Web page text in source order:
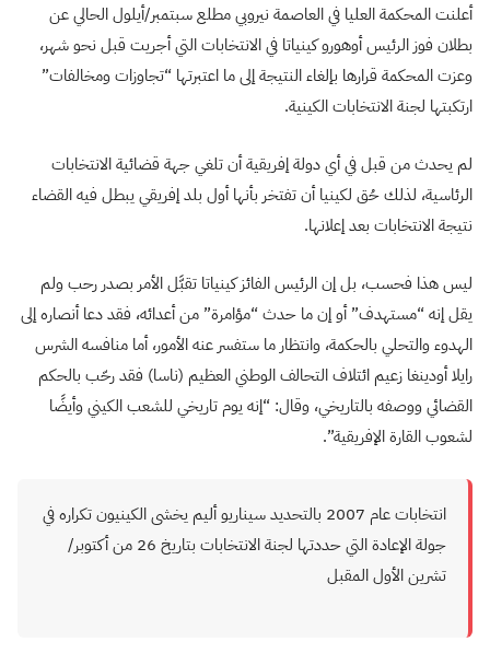
أعلنت المحكمة العليا في العاصمة نيروبي مطلع سبتمبر/أيلول الحالي عن
بطلان فوز الرئيس أوهورو كينياتا في الانتخابات التي أجريت قبل نحو شهر،
وعزت المحكمة قرارها بإلغاء النتيجة إلى ما اعتبرتها “تجاوزات ومخالفات”
ارتكبتها لجنة الانتخابات الكينية.
لم يحدث من قبل في أي دولة إفريقية أن تلغي جهة قضائية الانتخابات
الرئاسية، لذلك حُق لكينيا أن تفتخر بأنها أول بلد إفريقي يبطل فيه القضاء
نتيجة الانتخابات بعد إعلانها.
ليس هذا فحسب، بل إن الرئيس الفائز كينياتا تقبَّل الأمر بصدر رحب ولم
يقل إنه “مستهدف” أو إن ما حدث “مؤامرة” من أعدائه، فقد دعا أنصاره إلى
الهدوء والتحلي بالحكمة، وانتظار ما ستفسر عنه الأمور، أما منافسه الشرس
رايلا أودينغا زعيم ائتلاف التحالف الوطني العظيم (ناسا) فقد رحّب بالحكم
القضائي ووصفه بالتاريخي، وقال: “إنه يوم تاريخي للشعب الكيني وأيضًا
لشعوب القارة الإفريقية”.
انتخابات عام 2007 بالتحديد سيناريو أليم يخشى الكينيون تكراره في
جولة الإعادة التي حددتها لجنة الانتخابات بتاريخ 26 من أكتوبر/
تشرين الأول المقبل